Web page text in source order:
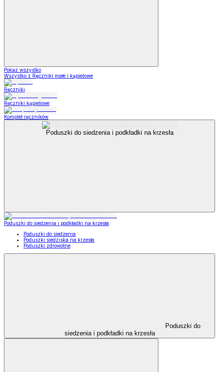
Pokaż wszystko
Wszystko z Ręczniki małe i kąpielowe
Ręczniki
Ręczniki kąpielowe
Komplet ręczników
Poduszki do siedzenia i podkładki na krzesła
Poduszki do siedzenia i podkładki na krzesła
Poduszki do siedzenia
Poduszki siedziska na krzesła
Poduszki zdrowotne
Poduszki do
siedzenia i podkładki na krzesła